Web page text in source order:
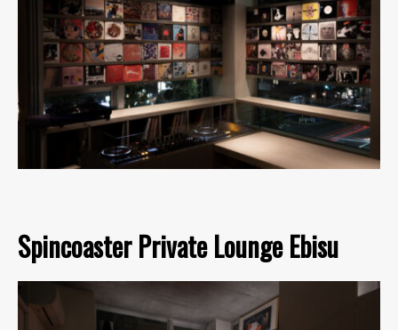
Spincoaster Private Lounge Ebisu